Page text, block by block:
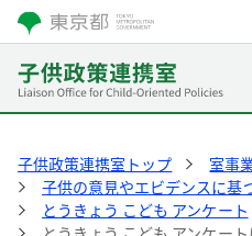
子供政策連携室トップ
室事
子供の意見やエビデンスに基
とうきょう こども アンケート